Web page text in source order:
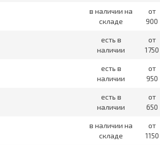
в наличии на
складе
от
900
есть в
наличии
от
1750
есть в
наличии
от
950
есть в
наличии
от
650
в наличии на
складе
от
1150